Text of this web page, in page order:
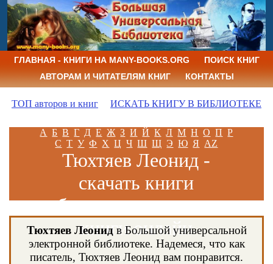
ГЛАВНАЯ - КНИГИ НА MANY-BOOKS.ORG
ПОИСК КНИГ
АВТОРАМ И ЧИТАТЕЛЯМ КНИГ
КОНТАКТЫ
ТОП авторов и книг ИСКАТЬ КНИГУ В БИБЛИОТЕКЕ
А Б В Г Д Е Ж З И Й К Л М Н О П Р
С Т У Ф Х Ц Ч Ш Щ Э Ю Я AZ
Тюхтяев Леонид -
скачать книги
бесплатно и читать
книги онлайн
Тюхтяев Леонид в Большой универсальной
электронной библиотеке. Надемеся, что как
писатель, Тюхтяев Леонид вам понравится.